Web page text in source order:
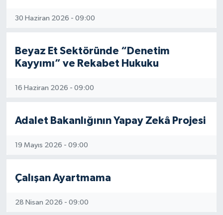
30 Haziran 2026 - 09:00
Beyaz Et Sektöründe “Denetim
Kayyımı” ve Rekabet Hukuku
16 Haziran 2026 - 09:00
Adalet Bakanlığının Yapay Zekâ Projesi
19 Mayıs 2026 - 09:00
Çalışan Ayartmama
28 Nisan 2026 - 09:00